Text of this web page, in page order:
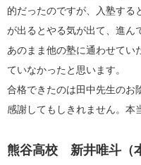
的だったのですが、入塾する
が出るとやる気が出て、進ん
あのまま他の塾に通わせてい
ていなかったと思います。
合格できたのは田中先生のお
感謝してもしきれません。本
熊谷高校 新井唯斗（